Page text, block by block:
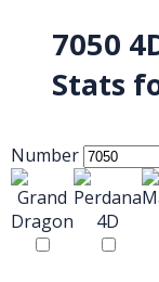
7050
Stats
Number